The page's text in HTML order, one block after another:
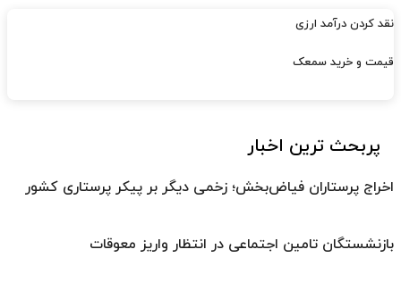
نقد کردن درآمد ارزی
قیمت و خرید سمعک
پربحث ترین اخبار
اخراج پرستاران فیاض‌بخش؛ زخمی دیگر بر پیکر پرستاری کشور
بازنشستگان تامین اجتماعی در انتظار واریز معوقات